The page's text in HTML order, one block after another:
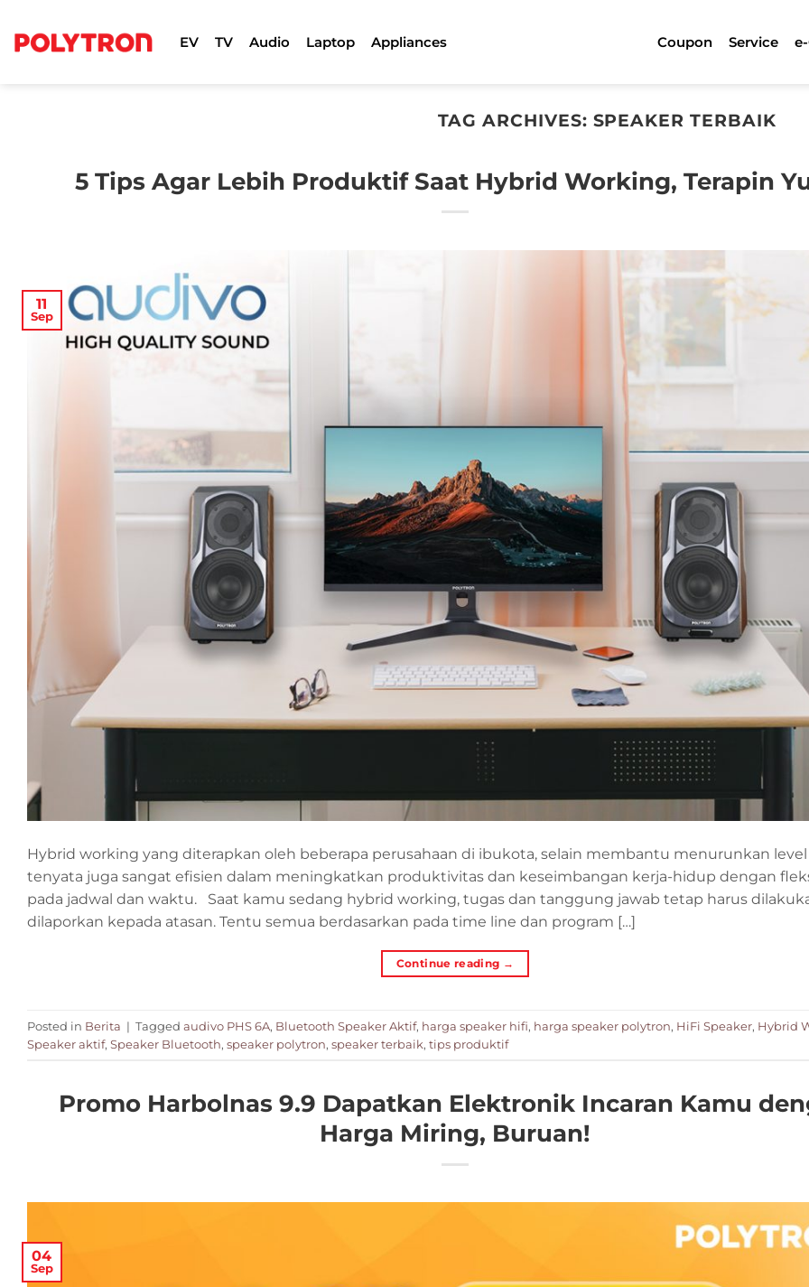
content
EV TV Audio Laptop Appliances Coupon Service
TAG ARCHIVES: SPEAKER TERBAIK
5 Tips Agar Lebih Produktif Saat Hybrid Working, Terapin
11
Sep
Hybrid working yang diterapkan oleh beberapa perusahaan di ibukota, selain membantu menurunkan
tenyata juga sangat efisien dalam meningkatkan produktivitas dan keseimbangan kerja-hidup dengan
pada jadwal dan waktu. Saat kamu sedang hybrid working, tugas dan tanggung jawab tetap harus
dilaporkan kepada atasan. Tentu semua berdasarkan pada time line dan program […]
Continue reading →
Posted in Berita | Tagged audivo PHS 6A, Bluetooth Speaker Aktif, harga speaker hifi, harga speaker polytron, HiFi Speaker, Hybrid
Speaker aktif, Speaker Bluetooth, speaker polytron, speaker terbaik, tips produktif
Promo Harbolnas 9.9 Dapatkan Elektronik Incaran Kamu
Harga Miring, Buruan!
04
Sep